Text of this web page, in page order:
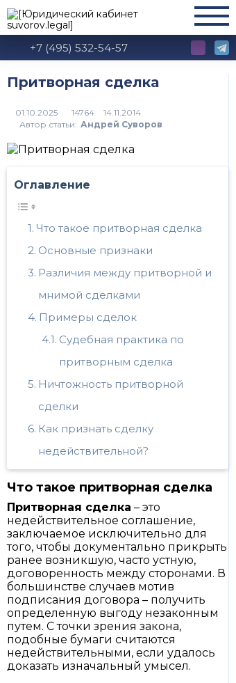
+7 (495) 532-54-57
Притворная сделка
14764
Автор статьи: Андрей Суворов
Оглавление
Что такое притворная сделка
Основные признаки
Различия между притворной и
мнимой сделками
Примеры сделок
Судебная практика по
притворным сделка
Ничтожность притворной
сделки
Как признать сделку
недействительной?
Что такое притворная сделка
Притворная сделка – это
недействительное соглашение,
заключаемое исключительно для
того, чтобы документально прикрыть
ранее возникшую, часто устную,
договоренность между сторонами. В
большинстве случаев мотив
подписания договора – получить
определенную выгоду незаконным
путем. С точки зрения закона,
подобные бумаги считаются
недействительными, если удалось
доказать изначальный умысел.